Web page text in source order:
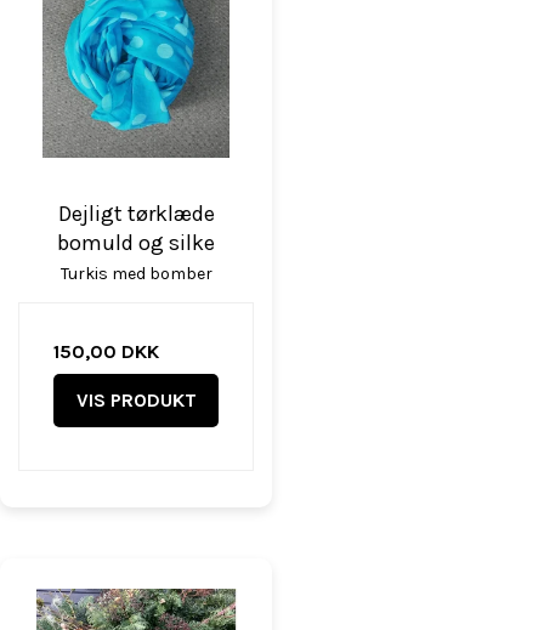
Dejligt tørklæde
bomuld og silke
Turkis med bomber
150,00 DKK
VIS PRODUKT